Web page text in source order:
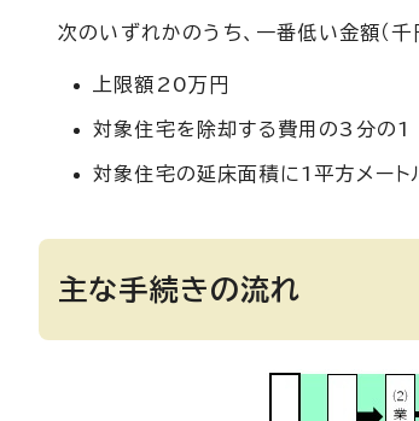
次のいずれかのうち、一番低い金額（千
上限額20万円
対象住宅を除却する費用の3分の1
対象住宅の延床面積に1平方メー
主な手続きの流れ